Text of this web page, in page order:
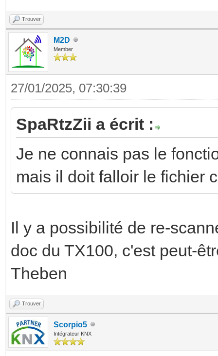
Trouver
M2D
Member
27/01/2025, 07:30:39
SpaRtzZii a écrit :
Je ne connais pas le
mais il doit falloir le fichier
Il y a possibilité de re-
doc du TX100, c'est peut-
Theben
Trouver
Scorpio5
Intégrateur KNX